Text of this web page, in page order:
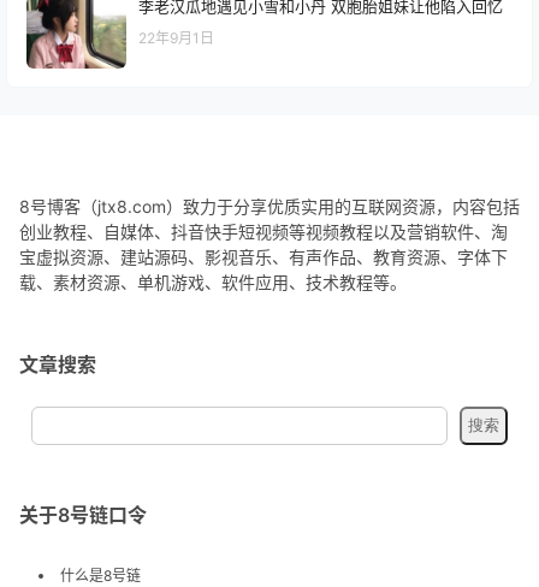
李老汉瓜地遇见小雪和小丹 双胞胎姐妹让他陷入回忆
22年9月1日
8号博客（jtx8.com）致力于分享优质实用的互联网资源，内容包括
创业教程、自媒体、抖音快手短视频等视频教程以及营销软件、淘
宝虚拟资源、建站源码、影视音乐、有声作品、教育资源、字体下
载、素材资源、单机游戏、软件应用、技术教程等。
文章搜索
关于8号链口令
什么是8号链